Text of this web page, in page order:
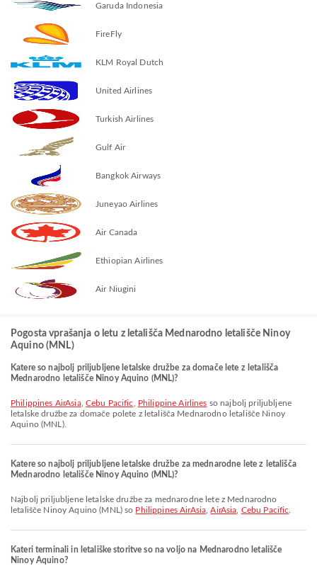
Garuda Indonesia
FireFly
KLM Royal Dutch
United Airlines
Turkish Airlines
Gulf Air
Bangkok Airways
Juneyao Airlines
Air Canada
Ethiopian Airlines
Air Niugini
Pogosta vprašanja o letu z letališča Mednarodno letališče Ninoy
Aquino (MNL)
Katere so najbolj priljubljene letalske družbe za domače lete z letališča
Mednarodno letališče Ninoy Aquino (MNL)?
Philippines AirAsia, Cebu Pacific Philippine Airlines so najbolj priljubljene
letalske družbe za domače polete z letališča Mednarodno letališče Ninoy
Aquino (MNL).
Katere so najbolj priljubljene letalske družbe za mednarodne lete z letališča
Mednarodno letališče Ninoy Aquino (MNL)?
Najbolj priljubljene letalske družbe za mednarodne lete z Mednarodno
letališče Ninoy Aquino (MNL) so Philippines AirAsia ,AirAsia Cebu Pacific
Kateri terminali in letališke storitve so na voljo na Mednarodno letališče
Ninoy Aquino?